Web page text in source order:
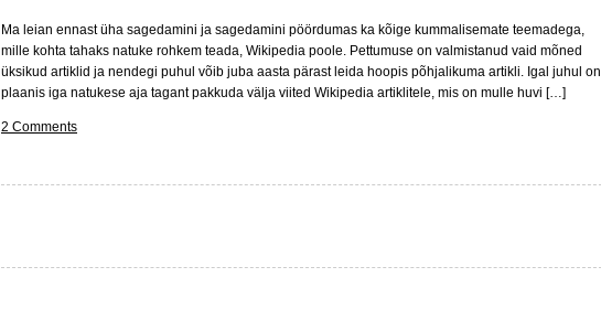
Ma leian ennast üha sagedamini ja sagedamini pöördumas ka kõige kummalisemate teemadega,
mille kohta tahaks natuke rohkem teada, Wikipedia poole. Pettumuse on valmistanud vaid mõned
üksikud artiklid ja nendegi puhul võib juba aasta pärast leida hoopis põhjalikuma artikli. Igal juhul on
plaanis iga natukese aja tagant pakkuda välja viited Wikipedia artiklitele, mis on mulle huvi […]
2 Comments